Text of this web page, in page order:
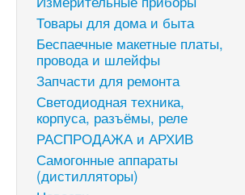
Товары для дома и быта
Беспаечные макетные платы,
провода и шлейфы
Запчасти для ремонта
Светодиодная техника,
корпуса, разъёмы, реле
РАСПРОДАЖА и АРХИВ
Самогонные аппараты
(дистилляторы)